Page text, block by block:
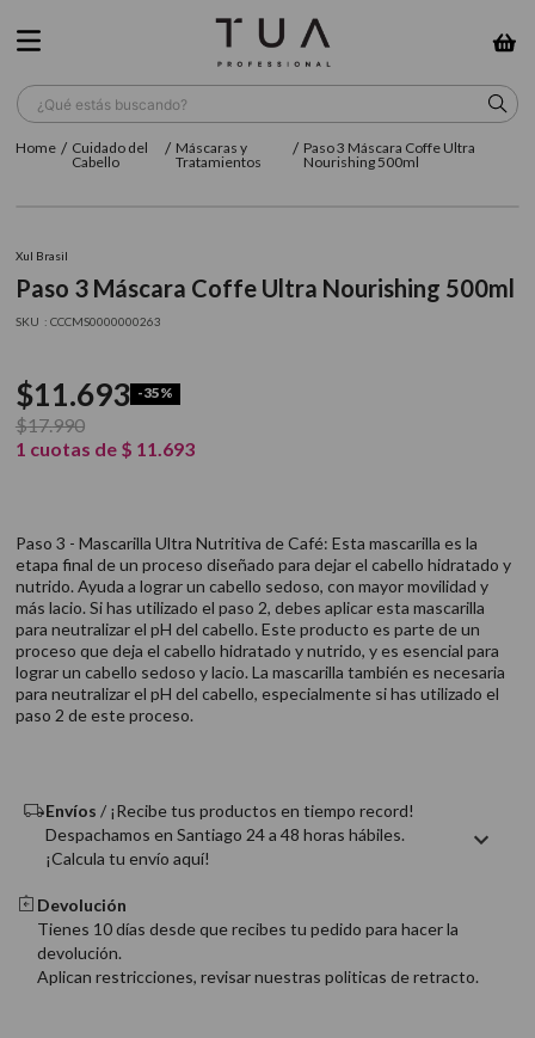
¿Qué estás buscando?
Cuidado del
Cabello
Máscaras y
Tratamientos
Paso 3 Máscara Coffe Ultra
Nourishing 500ml
Xul Brasil
Paso 3 Máscara Coffe Ultra Nourishing 500ml
: CCCMS0000000263
$11.693 -35%
$17.990
1 cuotas de $ 11.693
Paso 3 - Mascarilla Ultra Nutritiva de Café: Esta mascarilla es la
etapa final de un proceso diseñado para dejar el cabello hidratado y
nutrido. Ayuda a lograr un cabello sedoso, con mayor movilidad y
más lacio. Si has utilizado el paso 2, debes aplicar esta mascarilla
para neutralizar el pH del cabello. Este producto es parte de un
proceso que deja el cabello hidratado y nutrido, y es esencial para
lograr un cabello sedoso y lacio. La mascarilla también es necesaria
para neutralizar el pH del cabello, especialmente si has utilizado el
paso 2 de este proceso.
Envíos / ¡Recibe tus productos en tiempo record!
Despachamos en Santiago 24 a 48 horas hábiles.
¡Calcula tu envío aquí!
Devolución
Tienes 10 días desde que recibes tu pedido para hacer la
devolución.
Aplican restricciones, revisar nuestras politicas de retracto.
TÉRMINOS MÁS BUSCADOS
2.
3. farmavita
5. cepillo
6.
secador
9. acondicionador
10. protector térmico